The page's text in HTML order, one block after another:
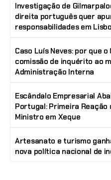
Investigação de
direita português quer
responsabilidades em
Caso Luís Neves: por que
comissão de inquérito ao
Administração Interna
Escândalo Empresarial
Portugal: Primeira Reação
Ministro em Xeque
Artesanato e turismo
nova política nacional de